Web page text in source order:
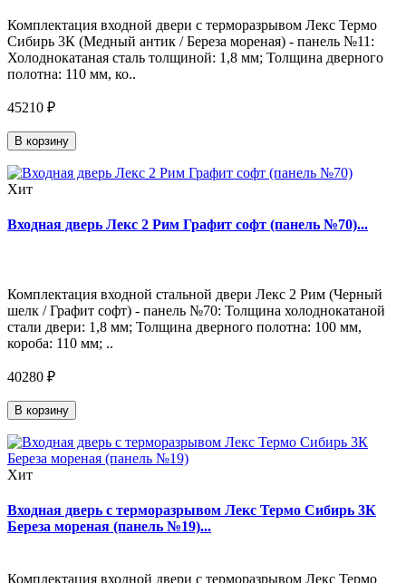
Комплектация входной двери с терморазрывом Лекс Термо
Сибирь 3К (Медный антик / Береза мореная) - панель №11:
Холоднокатаная сталь толщиной: 1,8 мм; Толщина дверного
полотна: 110 мм, ко..
45210 ₽
В корзину
Хит
Входная дверь Лекс 2 Рим Графит софт (панель №70)...
Комплектация входной стальной двери Лекс 2 Рим (Черный
шелк / Графит софт) - панель №70: Толщина холоднокатаной
стали двери: 1,8 мм; Толщина дверного полотна: 100 мм,
короба: 110 мм; ..
40280 ₽
В корзину
Хит
Входная дверь с терморазрывом Лекс Термо Сибирь 3К
Береза мореная (панель №19)...
Комплектация входной двери с терморазрывом Лекс Термо